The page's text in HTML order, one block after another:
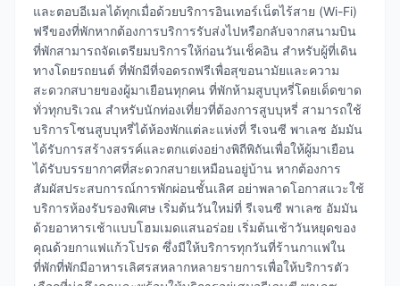
และตอบอีเมลได้ทุกเมื่อด้วยบริการอินเทอร์เน็ตไร้สาย (Wi-Fi)
ฟรีของที่พักหากต้องการบริการรับส่งไปหรือกลับจากสนามบิน
ที่พักสามารถจัดเตรียมบริการให้ก่อนวันเช็คอิน สำหรับผู้ที่เดิน
ทางโดยรถยนต์ ที่พักมีที่จอดรถฟรีเพื่อสุขอนามัยและความ
สะดวกสบายของผู้มาเยือนทุกคน ที่พักห้ามสูบบุหรี่โดยเด็ดขาด
ทั่วทุกบริเวณ สำหรับนักท่องเที่ยวที่ต้องการสูบบุหรี่ สามารถใช้
บริการโซนสูบบุหรี่ได้ห้องพักแต่ละแห่งที่ รีเจนซี พาเลซ อัมมัน
ได้รับการสร้างสรรค์และตกแต่งอย่างพิถีพิถันเพื่อให้ผู้มาเยือน
ได้รับบรรยากาศที่สะดวกสบายเหมือนอยู่บ้าน หากต้องการ
สัมผัสประสบการณ์การพักผ่อนชั้นเลิศ อย่าพลาดโอกาสแวะใช้
บริการห้องรับรองพิเศษ เริ่มต้นวันใหม่ที่ รีเจนซี พาเลซ อัมมัน
ด้วยอาหารเช้าแบบโฮมเมดแสนอร่อย เริ่มต้นเช้าวันหยุดของ
คุณด้วยกาแฟแก้วโปรด ซึ่งมีให้บริการทุกวันที่ร้านกาแฟใน
ที่พักที่พักมีอาหารเลิศรสหลากหลายรายการเพื่อให้บริการตัว